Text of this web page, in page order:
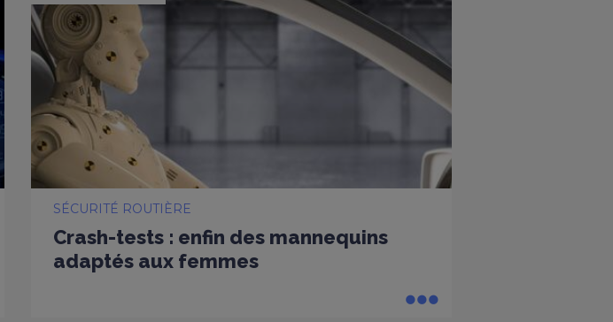
SÉCURITÉ ROUTIÈRE
Crash-tests : enfin des mannequins
adaptés aux femmes